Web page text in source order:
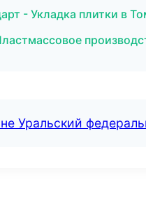
- Укладка плитки в
Уральский